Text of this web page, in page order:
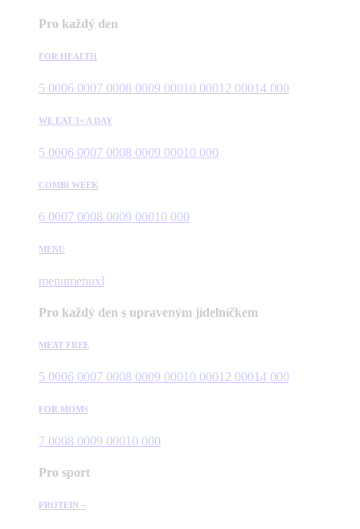
Pro každý den
FOR HEALTH
5 0006 0007 0008 0009 00010 00012 00014 000
WE EAT 3× A DAY
5 0006 0007 0008 0009 00010 000
COMBI WEEK
6 0007 0008 0009 00010 000
MENU
menumenuxl
Pro každý den s upraveným jídelníčkem
MEAT FREE
5 0006 0007 0008 0009 00010 00012 00014 000
FOR MOMS
7 0008 0009 00010 000
Pro sport
PROTEIN +